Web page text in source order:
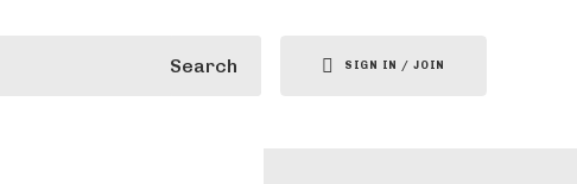
Search SIGN IN / JOIN